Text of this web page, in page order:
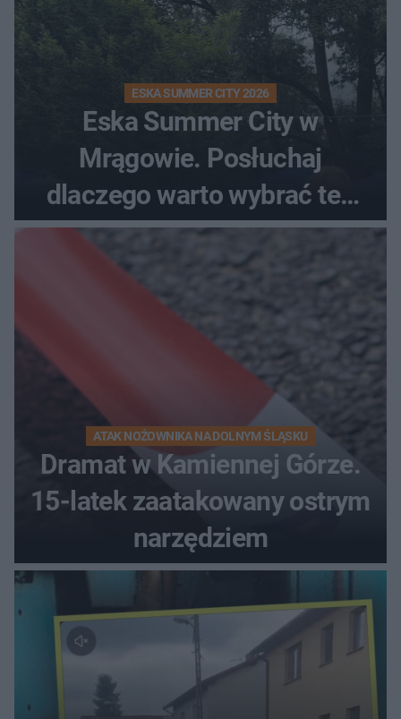
ESKA SUMMER CITY 2026
Eska Summer City w
Mrągowie. Posłuchaj
dlaczego warto wybrać ten
kierunek na urlop!
ATAK NOŻOWNIKA NA DOLNYM ŚLĄSKU
Dramat w Kamiennej Górze.
15-latek zaatakowany ostrym
narzędziem